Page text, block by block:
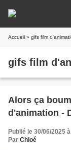
Accueil » gifs film
gifs film
Alors ça
d'animation -
Publié le 30/06/2025
Par Chloé